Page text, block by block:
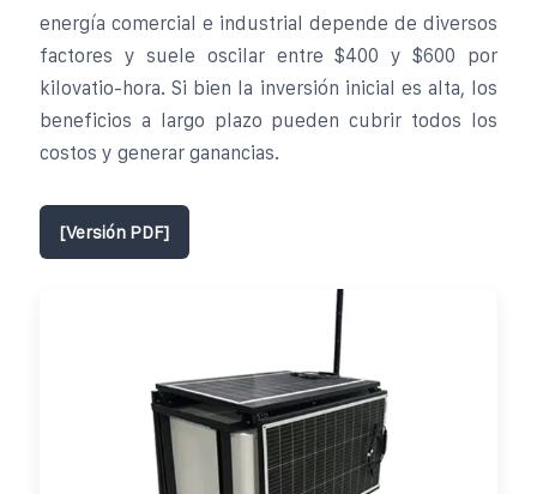
energía comercial e industrial depende de diversos
factores y suele oscilar entre $400 y $600 por
kilovatio-hora. Si bien la inversión inicial es alta, los
beneficios a largo plazo pueden cubrir todos los
costos y generar ganancias.
[Versión PDF]